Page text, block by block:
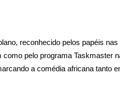
reconhecido pelos papéis
pelo programa Taskmaster
a comédia africana tanto